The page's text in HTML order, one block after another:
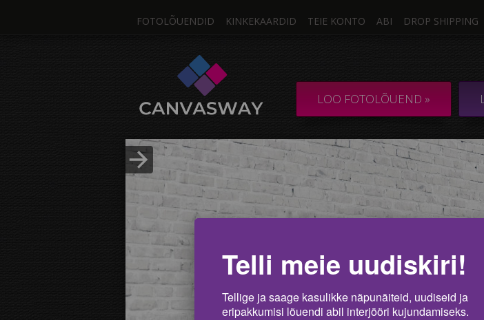
FOTOLÕUENDID KINKEKAARDID TEIE KONTO ABI DROP SHIPPING
LOO FOTOLÕUEND »
FOTOLÕUEND / MULTILÕUEND 1
Telli meie uudiskiri!
Tellige ja saage kasulikke näpunäiteid, uudiseid ja
eripakkumisi lõuendi abil interjööri kujundamiseks.